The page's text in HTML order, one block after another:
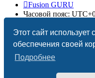
Этот сайт использует
обеспечения своей
Подробнее
Fusion GURU
Часовой пояс:
Создано на основеphpBB